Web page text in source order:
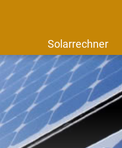
Solarrechner